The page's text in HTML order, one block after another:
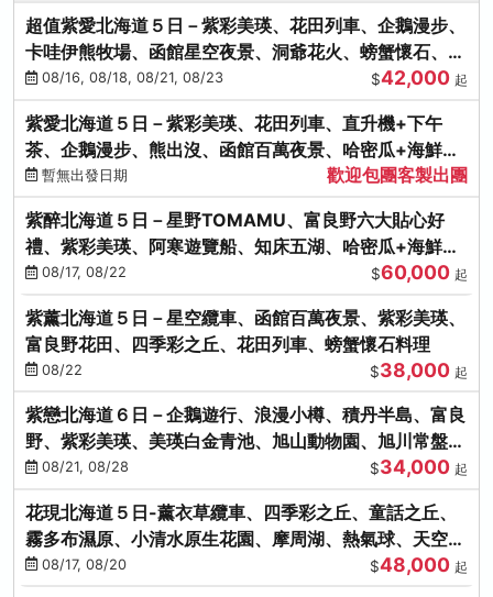
超值紫愛北海道５日－紫彩美瑛、花田列車、企鵝漫步、
卡哇伊熊牧場、函館星空夜景、洞爺花火、螃蟹懷石、啤
酒暢飲
08/16, 08/18, 08/21, 08/23 $42,000 起
紫愛北海道５日－紫彩美瑛、花田列車、直升機+下午
茶、企鵝漫步、熊出沒、函館百萬夜景、哈密瓜+海鮮和
牛八大螃蟹吃到飽
暫無出發日期 歡迎包團客製出團
紫醉北海道５日－星野TOMAMU、富良野六大貼心好
禮、紫彩美瑛、阿寒遊覽船、知床五湖、哈密瓜+海鮮和
牛螃蟹吃到飽
08/17, 08/22 $60,000 起
紫薰北海道５日－星空纜車、函館百萬夜景、紫彩美瑛、
富良野花田、四季彩之丘、花田列車、螃蟹懷石料理
08/22 $38,000 起
紫戀北海道６日－企鵝遊行、浪漫小樽、積丹半島、富良
野、紫彩美瑛、美瑛白金青池、旭山動物園、旭川常盤旋
轉塔08/21, 08/28 $34,000 起
花現北海道５日-薰衣草纜車、四季彩之丘、童話之丘、
霧多布濕原、小清水原生花園、摩周湖、熱氣球、天空溫
泉SPA、螃蟹吃到飽
08/17, 08/20 $48,000 起